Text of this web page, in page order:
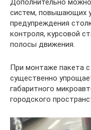
систем, повышающих
предупреждения
контроля, курсовой
полосы движения.
При монтаже пакета
существенно
габаритного
городского